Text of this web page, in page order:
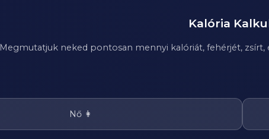
Kalória
Megmutatjuk neked pontosan mennyi kalóriát, fehérjét, zsírt,
Nő 👩